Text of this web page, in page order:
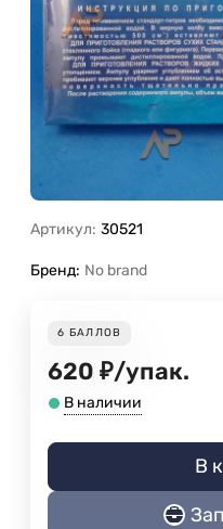
Артикул: 30521
Бренд: No brand
6 БАЛЛОВ
620 ₽/упак.
В наличии
В